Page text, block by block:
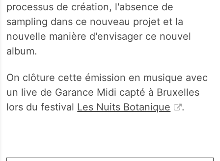
processus de création, l'absence de
sampling dans ce nouveau projet et la
nouvelle manière d'envisager ce nouvel
album.
On clôture cette émission en musique avec
un live de Garance Midi capté à Bruxelles
lors du festival Les Nuits Botanique .